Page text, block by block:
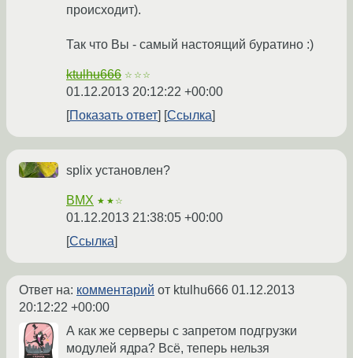
происходит).
Так что Вы - самый настоящий буратино :)
ktulhu666 ☆☆☆
01.12.2013 20:12:22 +00:00
Показать ответ
Ссылка
splix установлен?
BMX ★★☆
01.12.2013 21:38:05 +00:00
Ссылка
Ответ на: комментарий от ktulhu666 01.12.2013
20:12:22 +00:00
А как же серверы с запретом подгрузки
модулей ядра? Всё, теперь нельзя